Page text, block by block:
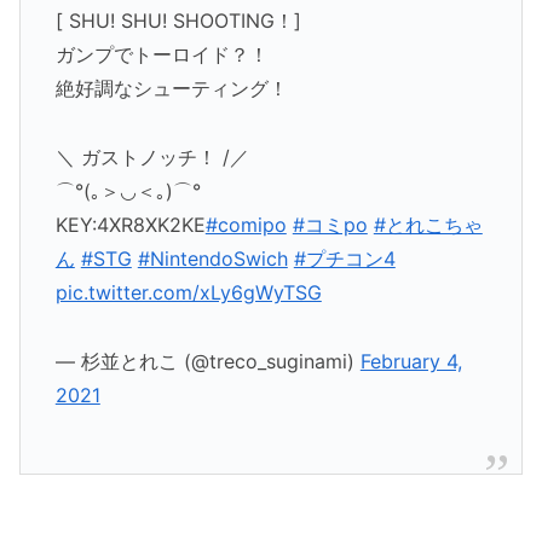
[ SHU! SHU! SHOOTING！]
ガンプでトーロイド？！
絶好調なシューティング！
＼ ガストノッチ！ /／
⌒°(｡＞◡＜｡)⌒°
KEY:4XR8XK2KE#comipo #コミpo #とれこちゃ
ん #STG #NintendoSwich #プチコン4
pic.twitter.com/xLy6gWyTSG
— 杉並とれこ (@treco_suginami) February 4,
2021